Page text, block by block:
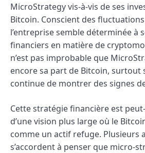
MicroStrategy vis-à-vis de ses
Bitcoin. Conscient des
l’entreprise semble déterminée à
financiers en matière de
n’est pas improbable que
encore sa part de Bitcoin, surtout
continue de montrer des signes
Cette stratégie financière est
d’une vision plus large où le
comme un actif refuge. Plusieurs
s’accordent à penser que micro-